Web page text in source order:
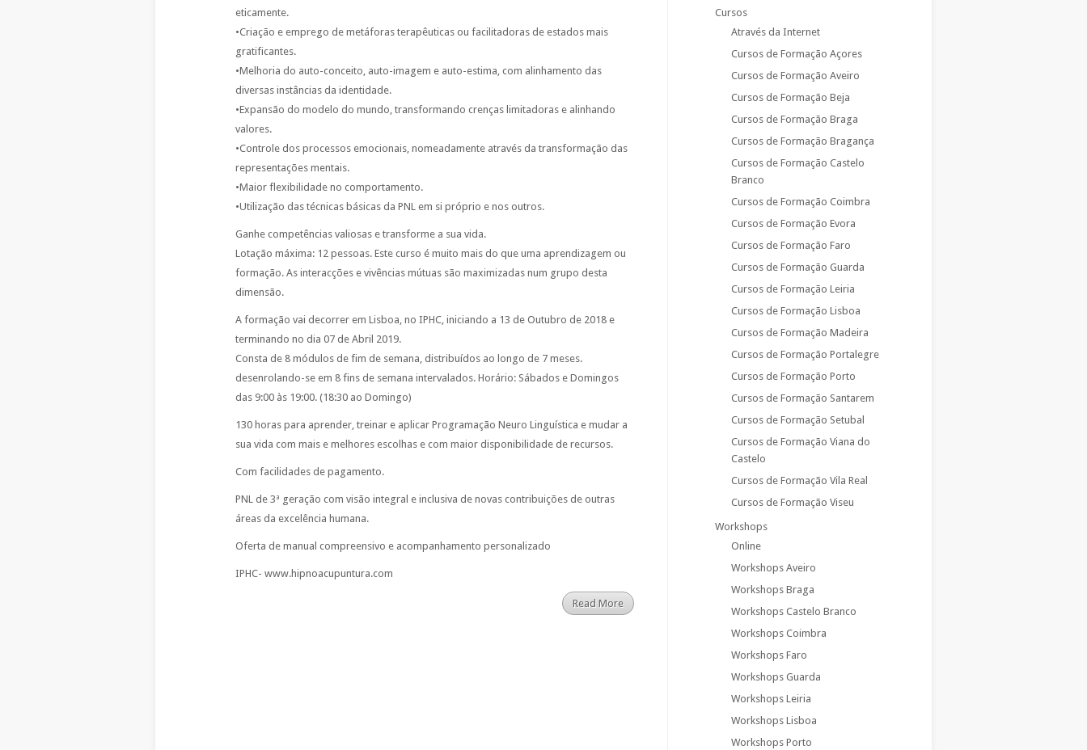
eticamente.
•Criação e emprego de metáforas terapêuticas ou facilitadoras de estados mais
gratificantes.
•Melhoria do auto-conceito, auto-imagem e auto-estima, com alinhamento das
diversas instâncias da identidade.
•Expansão do modelo do mundo, transformando crenças limitadoras e alinhando
valores.
•Controle dos processos emocionais, nomeadamente através da transformação das
representações mentais.
•Maior flexibilidade no comportamento.
•Utilização das técnicas básicas da PNL em si próprio e nos outros.
Ganhe competências valiosas e transforme a sua vida.
Lotação máxima: 12 pessoas. Este curso é muito mais do que uma aprendizagem ou
formação. As interacções e vivências mútuas são maximizadas num grupo desta
dimensão.
A formação vai decorrer em Lisboa, no IPHC, iniciando a 13 de Outubro de 2018 e
terminando no dia 07 de Abril 2019.
Consta de 8 módulos de fim de semana, distribuídos ao longo de 7 meses.
desenrolando-se em 8 fins de semana intervalados. Horário: Sábados e Domingos
das 9:00 às 19:00. (18:30 ao Domingo)
130 horas para aprender, treinar e aplicar Programação Neuro Linguística e mudar a
sua vida com mais e melhores escolhas e com maior disponibilidade de recursos.
Com facilidades de pagamento.
PNL de 3ª geração com visão integral e inclusiva de novas contribuições de outras
áreas da excelência humana.
Oferta de manual compreensivo e acompanhamento personalizado
IPHC- www.hipnoacupuntura.com
Read More
Cursos
Através da Internet
Cursos de Formação Açores
Cursos de Formação Aveiro
Cursos de Formação Beja
Cursos de Formação Braga
Cursos de Formação Bragança
Cursos de Formação Castelo
Branco
Cursos de Formação Coimbra
Cursos de Formação Evora
Cursos de Formação Faro
Cursos de Formação Guarda
Cursos de Formação Leiria
Cursos de Formação Lisboa
Cursos de Formação Madeira
Cursos de Formação Portalegre
Cursos de Formação Porto
Cursos de Formação Santarem
Cursos de Formação Setubal
Cursos de Formação Viana do
Castelo
Cursos de Formação Vila Real
Cursos de Formação Viseu
Workshops
Online
Workshops Aveiro
Workshops Braga
Workshops Castelo Branco
Workshops Coimbra
Workshops Faro
Workshops Guarda
Workshops Leiria
Workshops Lisboa
Workshops Porto